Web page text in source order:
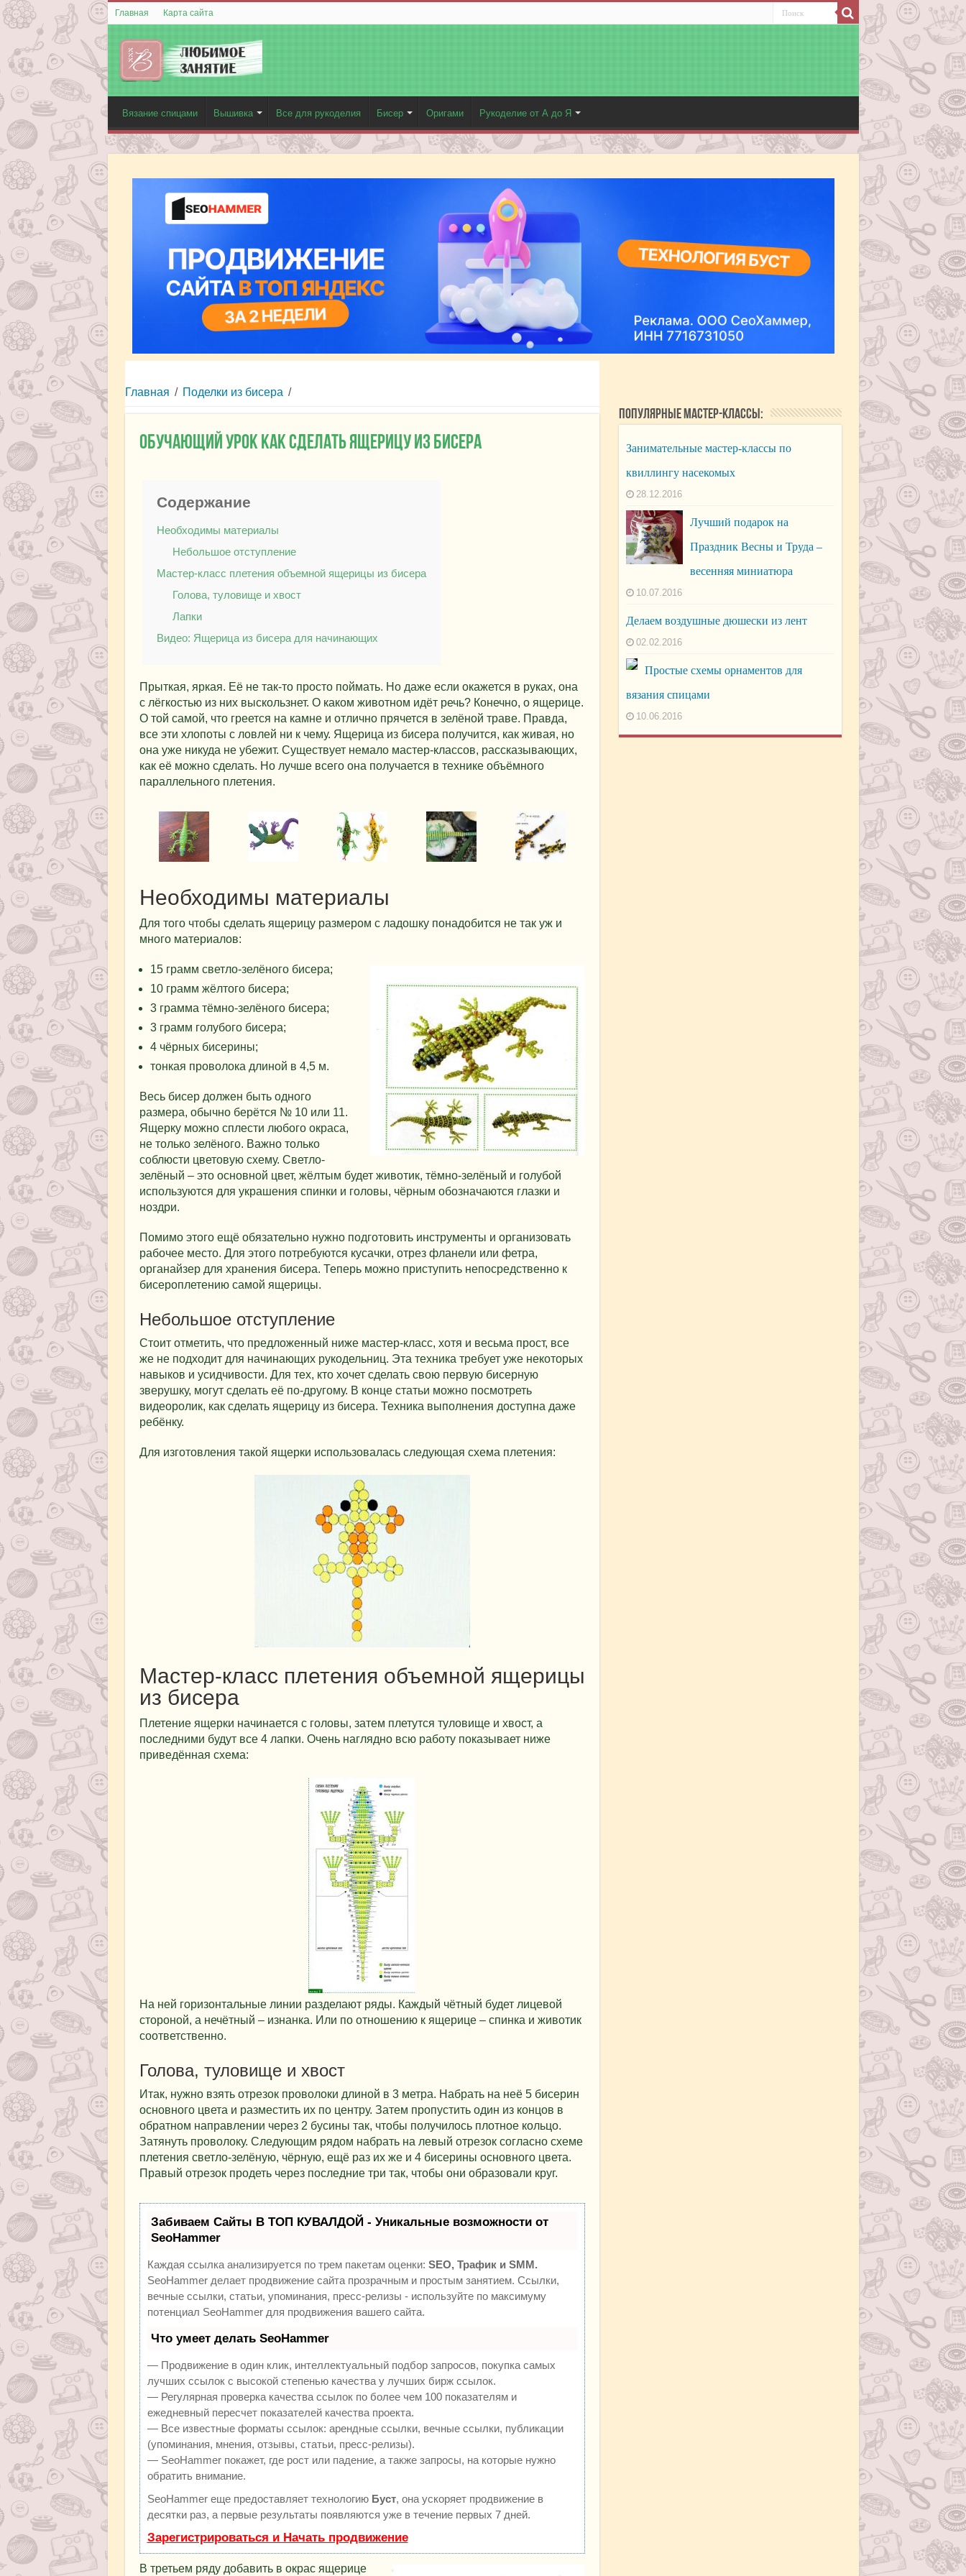
Главная Карта сайта
Вязание спицами Вышивка Все для рукоделия Бисер Оригами Рукоделие от А до Я
Главная / Поделки из бисера /
Обучающий урок как сделать ящерицу из бисера
Содержание
Необходимы материалы
Небольшое отступление
Мастер-класс плетения объемной ящерицы из бисера
Голова, туловище и хвост
Лапки
Видео: Ящерица из бисера для начинающих
Прыткая, яркая. Её не так-то просто поймать. Но даже если окажется в руках, она
с лёгкостью из них выскользнет. О каком животном идёт речь? Конечно, о ящерице.
О той самой, что греется на камне и отлично прячется в зелёной траве. Правда,
все эти хлопоты с ловлей ни к чему. Ящерица из бисера получится, как живая, но
она уже никуда не убежит. Существует немало мастер-классов, рассказывающих,
как её можно сделать. Но лучше всего она получается в технике объёмного
параллельного плетения.
Необходимы материалы
Для того чтобы сделать ящерицу размером с ладошку понадобится не так уж и
много материалов:
15 грамм светло-зелёного бисера;
10 грамм жёлтого бисера;
3 грамма тёмно-зелёного бисера;
3 грамм голубого бисера;
4 чёрных бисерины;
тонкая проволока длиной в 4,5 м.
Весь бисер должен быть одного
размера, обычно берётся № 10 или 11.
Ящерку можно сплести любого окраса,
не только зелёного. Важно только
соблюсти цветовую схему. Светло-
зелёный – это основной цвет, жёлтым будет животик, тёмно-зелёный и голубой
используются для украшения спинки и головы, чёрным обозначаются глазки и
ноздри.
Помимо этого ещё обязательно нужно подготовить инструменты и организовать
рабочее место. Для этого потребуются кусачки, отрез фланели или фетра,
органайзер для хранения бисера. Теперь можно приступить непосредственно к
бисероплетению самой ящерицы.
Небольшое отступление
Стоит отметить, что предложенный ниже мастер-класс, хотя и весьма прост, все
же не подходит для начинающих рукодельниц. Эта техника требует уже некоторых
навыков и усидчивости. Для тех, кто хочет сделать свою первую бисерную
зверушку, могут сделать её по-другому. В конце статьи можно посмотреть
видеоролик, как сделать ящерицу из бисера. Техника выполнения доступна даже
ребёнку.
Для изготовления такой ящерки использовалась следующая схема плетения:
Мастер-класс плетения объемной ящерицы
из бисера
Плетение ящерки начинается с головы, затем плетутся туловище и хвост, а
последними будут все 4 лапки. Очень наглядно всю работу показывает ниже
приведённая схема:
На ней горизонтальные линии разделают ряды. Каждый чётный будет лицевой
стороной, а нечётный – изнанка. Или по отношению к ящерице – спинка и животик
соответственно.
Голова, туловище и хвост
Итак, нужно взять отрезок проволоки длиной в 3 метра. Набрать на неё 5 бисерин
основного цвета и разместить их по центру. Затем пропустить один из концов в
обратном направлении через 2 бусины так, чтобы получилось плотное кольцо.
Затянуть проволоку. Следующим рядом набрать на левый отрезок согласно схеме
плетения светло-зелёную, чёрную, ещё раз их же и 4 бисерины основного цвета.
Правый отрезок продеть через последние три так, чтобы они образовали круг.
Забиваем Сайты В ТОП КУВАЛДОЙ - Уникальные возможности от
SeoHammer
Каждая ссылка анализируется по трем пакетам оценки: SEO, Трафик и SMM.
SeoHammer делает продвижение сайта прозрачным и простым занятием. Ссылки,
вечные ссылки, статьи, упоминания, пресс-релизы - используйте по максимуму
потенциал SeoHammer для продвижения вашего сайта.
Что умеет делать SeoHammer
— Продвижение в один клик, интеллектуальный подбор запросов, покупка самых
лучших ссылок с высокой степенью качества у лучших бирж ссылок.
— Регулярная проверка качества ссылок по более чем 100 показателям и
ежедневный пересчет показателей качества проекта.
— Все известные форматы ссылок: арендные ссылки, вечные ссылки, публикации
(упоминания, мнения, отзывы, статьи, пресс-релизы).
— SeoHammer покажет, где рост или падение, а также запросы, на которые нужно
обратить внимание.
SeoHammer еще предоставляет технологию Буст, она ускоряет продвижение в
десятки раз, а первые результаты появляются уже в течение первых 7 дней.
Зарегистрироваться и Начать продвижение
В третьем ряду добавить в окрас ящерице
Популярные мастер-классы:
Занимательные мастер-классы по
квиллингу насекомых
28.12.2016
Лучший подарок на
Праздник Весны и Труда –
весенняя миниатюра
10.07.2016
Делаем воздушные дюшески из лент
02.02.2016
Простые схемы орнаментов для
вязания спицами
10.06.2016